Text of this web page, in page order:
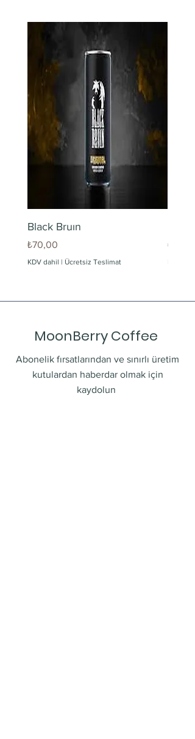
Black Bruın
Fiyat
₺70,00
KDV dahil | Ücretsiz Teslimat
Fiyat
₺60,00
MoonBerry Coffee
Abonelik fırsatlarından ve sınırlı üretim
kutulardan haberdar olmak için
kaydolun